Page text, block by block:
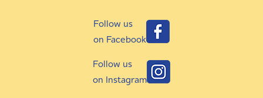
Follow us
on Facebook
Follow us
on Instagram